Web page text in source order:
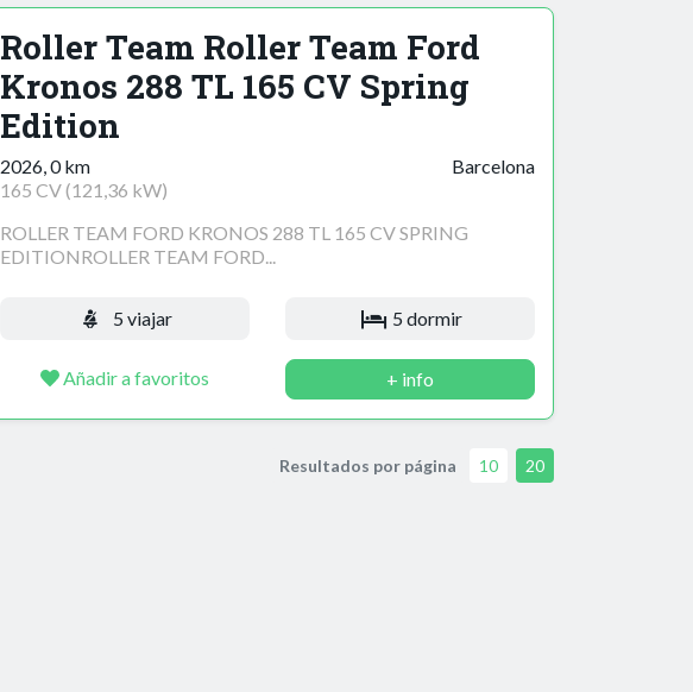
Roller Team Roller Team Ford
Kronos 288 TL 165 CV Spring
Edition
2026, 0 km
165 CV (121,36 kW)
Barcelona
ROLLER TEAM FORD KRONOS 288 TL 165 CV SPRING
EDITIONROLLER TEAM FORD...
5 viajar 5 dormir
Añadir a favoritos + info
Resultados por página 10 20